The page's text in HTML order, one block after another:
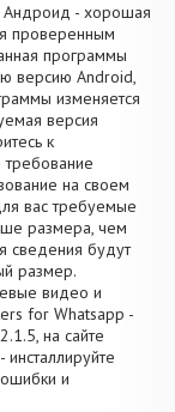
Андроид - хорошая
проверенным
программы
версию Android,
изменяется
версия
к
требование
на своем
вас требуемые
размера, чем
сведения будут
размер.
видео и
for Whatsapp -
на сайте
и